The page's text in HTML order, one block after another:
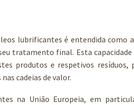
lubrificantes é entendida como
tratamento final. Esta
produtos e respetivos resíduos,
cadeias de valor.
na União Europeia, em